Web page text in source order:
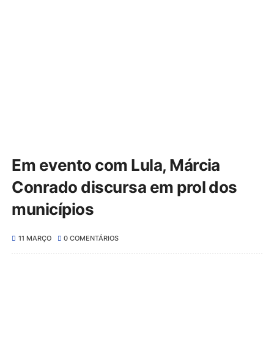
Em evento com Lula, Márcia
Conrado discursa em prol dos
municípios
11 MARÇO 0 COMENTÁRIOS